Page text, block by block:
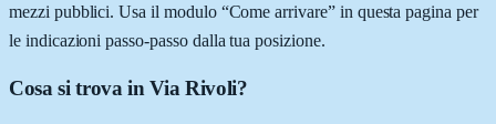
mezzi pubblici. Usa il modulo “Come arrivare” in questa pagina per
le indicazioni passo-passo dalla tua posizione.
Cosa si trova in Via Rivoli?